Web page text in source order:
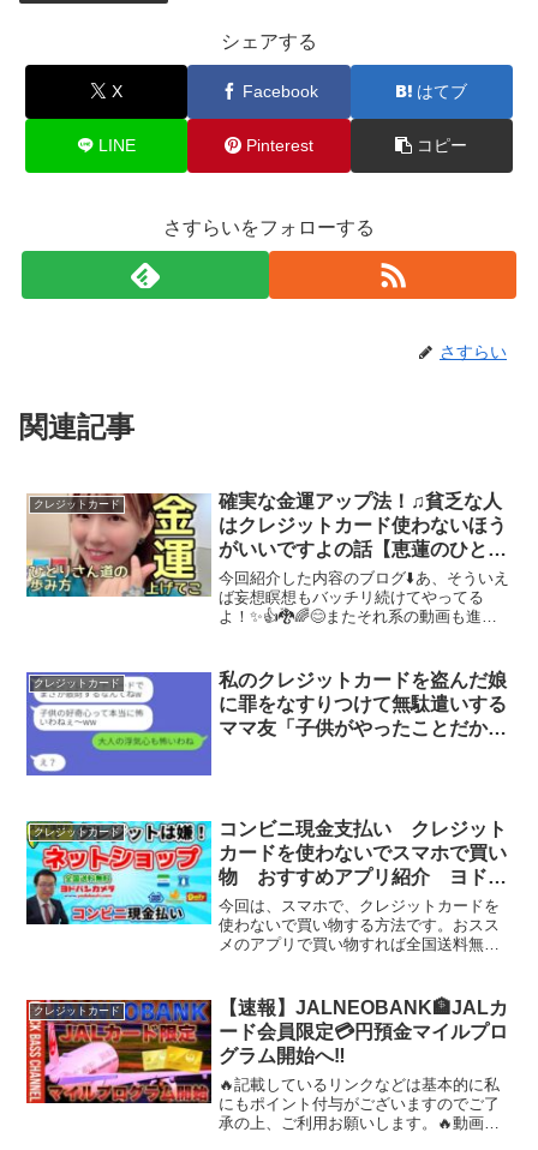
シェアする
X Facebook はてブ
LINE Pinterest コピー
さすらいをフォローする
さすらい
関連記事
クレジットカード
確実な金運アップ法！♫貧乏な人
はクレジットカード使わないほう
がいいですよの話【恵蓮のひとり
さん道の歩み方シリーズ】
今回紹介した内容のブログ⬇️あ、そういえ
ば妄想瞑想もバッチリ続けてやってる
よ！✨👍🐉🌈😊またそれ系の動画も進捗
ています♫ひとりさんのサプリ、本当に
すッゴイ！ので欲しい...
クレジットカード
私のクレジットカードを盗んだ娘
に罪をなすりつけて無駄遣いする
ママ友「子供がやったことだから
クレジットカード
コンビニ現金支払い クレジット
カードを使わないでスマホで買い
物 おすすめアプリ紹介 ヨドバ
シカメラなら全国送料無料
今回は、スマホで、クレジットカードを
使わないで買い物する方法です。おスス
メのアプリで買い物すれば全国送料無料
金払いをする方法です。00:00 初めに
01:36 ヨドバシ...
クレジットカード
【速報】JALNEOBANK🏦JALカ
ード会員限定💳円預金マイルプロ
グラム開始へ‼️
🔥記載しているリンクなどは基本的に私
にもポイント付与がございますのでご了
承の上、ご利用お願いします。🔥動画内